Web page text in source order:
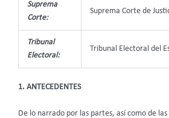
Suprema
Corte:
Suprema Corte de
Tribunal
Electoral:
Tribunal Electoral del
1. ANTECEDENTES
De lo narrado por las partes, así como de